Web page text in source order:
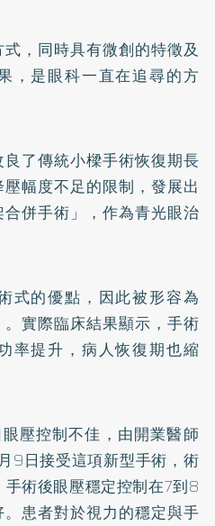
，同時具有微創的特徵及
，是眼科一直在追尋的方
了傳統小樑手術恢復期長
幅度不足的限制，發展出
併手術」，作為青光眼治
式的優點，因此被形容為
。實際臨床結果顯示，手術
率提升，病人恢復期也縮
壓控制不佳，由開業醫師
9日接受這項新型手術，術
術後眼壓穩定控制在7到8
患者對於視力的穩定與手